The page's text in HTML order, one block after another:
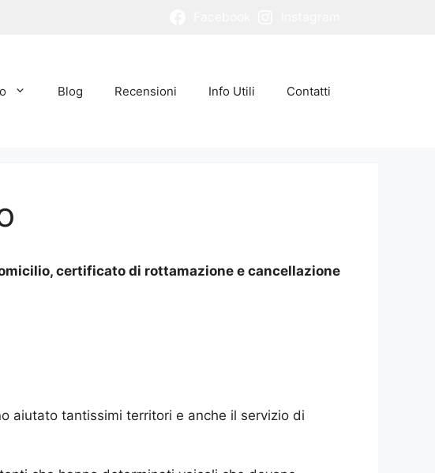
Blog Recensioni Info Utili Contatti
certificato di rottamazione e cancellazione
aiutato tantissimi territori e anche il servizio di